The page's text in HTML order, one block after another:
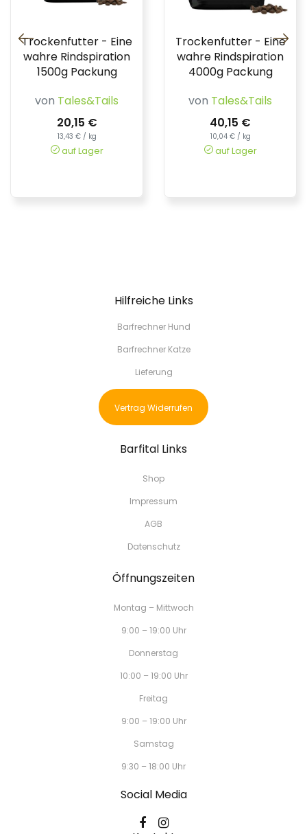
Trockenfutter - Eine
wahre Rindspiration
1500g Packung
von Tales&Tails
20,15 €
13,43 € / kg
auf Lager
Trockenfutter - Eine
wahre Rindspiration
4000g Packung
von Tales&Tails
40,15 €
10,04 € / kg
auf Lager
Hilfreiche Links
Barfrechner Hund
Barfrechner Katze
Lieferung
Vertrag Widerrufen
Barfital Links
Shop
Impressum
AGB
Datenschutz
Öffnungszeiten
Montag – Mittwoch
9:00 – 19:00 Uhr
Donnerstag
10:00 – 19:00 Uhr
Freitag
9:00 – 19:00 Uhr
Samstag
9:30 – 18:00 Uhr
Social Media